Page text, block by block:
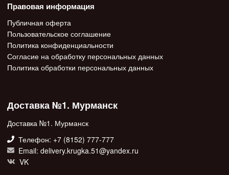
Правовая информация
Публичная оферта
Пользовательское соглашение
Политика конфиденциальности
Согласие на обработку персональных данных
Политика обработки персональных данных
Доставка №1. Мурманск
Доставка №1. Мурманск
Телефон: +7 (8152) 777-777
Email: delivery.krugka.51@yandex.ru
VK